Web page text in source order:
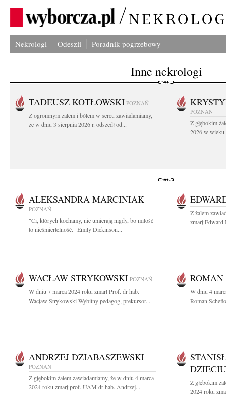
Nekrologi Odeszli Poradnik pogrzebowy
Inne nekrologi
TADEUSZ KOTŁOWSKI POZNAŃ
Z ogromnym żalem i bólem w sercu zawiadamiamy,
że w dniu 3 sierpnia 2026 r. odszedł od...
POZNAŃ
Z głębokim
2026 w wieku
ALEKSANDRA MARCINIAK
POZNAŃ
"Ci, których kochamy, nie umierają nigdy, bo miłość
to nieśmiertelność." Emily Dickinson...
Z żalem
zmarł
WACŁAW STRYKOWSKI POZNAŃ
W dniu 7 marca 2024 roku zmarł Prof. dr hab.
Wacław Strykowski Wybitny pedagog, prekursor...
ROMAN
W dniu 4
Roman
ANDRZEJ DZIABASZEWSKI
POZNAŃ
Z głębokim żalem zawiadamiamy, że w dniu 4 marca
2024 roku zmarł prof. UAM dr hab. Andrzej...
Z głębokim
2024 roku